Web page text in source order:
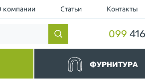
компании Статьи Контакты
099
ФУРНИТУРА